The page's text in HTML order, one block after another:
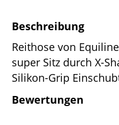
Beschreibung
Reithose von
super Sitz durch X-
Silikon-Grip
Bewertungen